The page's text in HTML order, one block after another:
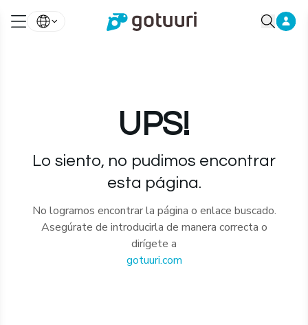
UPS!
Lo siento, no pudimos encontrar
esta página.
No logramos encontrar la página o enlace buscado.
Asegúrate de introducirla de manera correcta o
dirígete a
gotuuri.com